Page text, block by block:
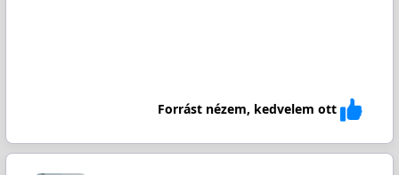
Forrást nézem, kedvelem ott